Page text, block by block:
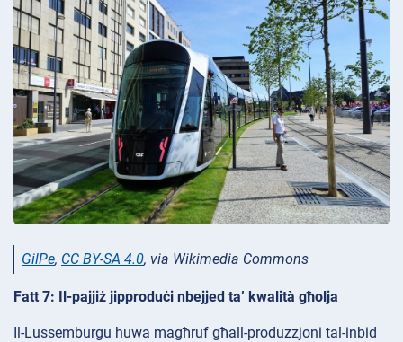
GilPe, CC BY-SA 4.0, via Wikimedia Commons
Fatt 7: Il-pajjiż jipproduċi nbejjed ta’ kwalità għolja
Il-Lussemburgu huwa magħruf għall-produzzjoni tal-inbid